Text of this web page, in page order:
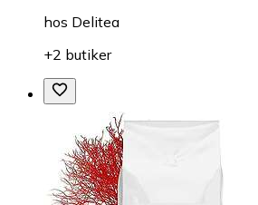
hos Delitea
+2 butiker